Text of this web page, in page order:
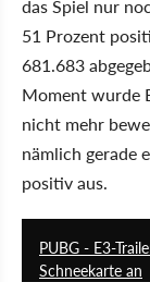
das Spiel nur
51 Prozent
681.683
Moment wurde
nicht mehr
nämlich gerade
positiv aus.
PUBG - E3-
Schneekarte an